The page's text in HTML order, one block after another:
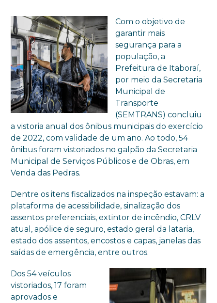
Com o objetivo de
garantir mais
segurança para a
população, a
Prefeitura de Itaboraí,
por meio da Secretaria
Municipal de
Transporte
(SEMTRANS) concluiu
a vistoria anual dos ônibus municipais do exercício
de 2022, com validade de um ano. Ao todo, 54
ônibus foram vistoriados no galpão da Secretaria
Municipal de Serviços Públicos e de Obras, em
Venda das Pedras.
Dentre os itens fiscalizados na inspeção estavam: a
plataforma de acessibilidade, sinalização dos
assentos preferenciais, extintor de incêndio, CRLV
atual, apólice de seguro, estado geral da lataria,
estado dos assentos, encostos e capas, janelas das
saídas de emergência, entre outros.
Dos 54 veículos
vistoriados, 17 foram
aprovados e